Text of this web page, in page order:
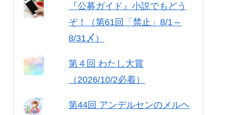
『公募ガイド』小説でもどう
ぞ！（第61回「禁止」8/1～
8/31〆）
第４回 わたし大賞
（2026/10/2必着）
第44回 アンデルセンのメルヘ